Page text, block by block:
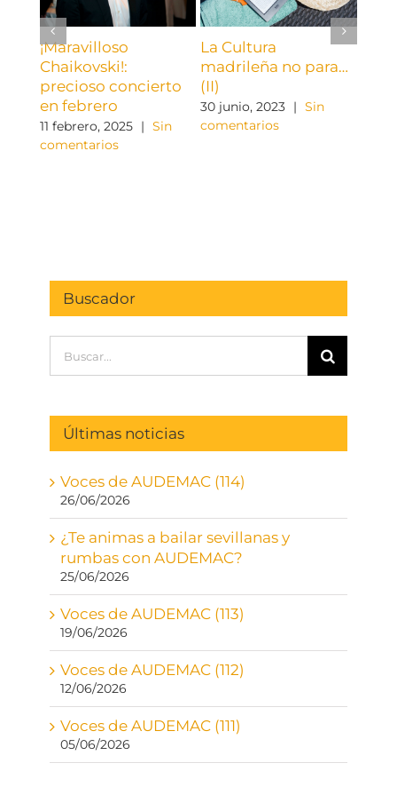
¡Maravilloso
Chaikovski!:
precioso concierto
en febrero
11 febrero, 2025 | Sin
comentarios
La Cultura
madrileña no para…
(II)
30 junio, 2023 | Sin
comentarios
Buscador
Últimas noticias
Voces de AUDEMAC (114)
26/06/2026
¿Te animas a bailar sevillanas y
rumbas con AUDEMAC?
25/06/2026
Voces de AUDEMAC (113)
19/06/2026
Voces de AUDEMAC (112)
12/06/2026
Voces de AUDEMAC (111)
05/06/2026